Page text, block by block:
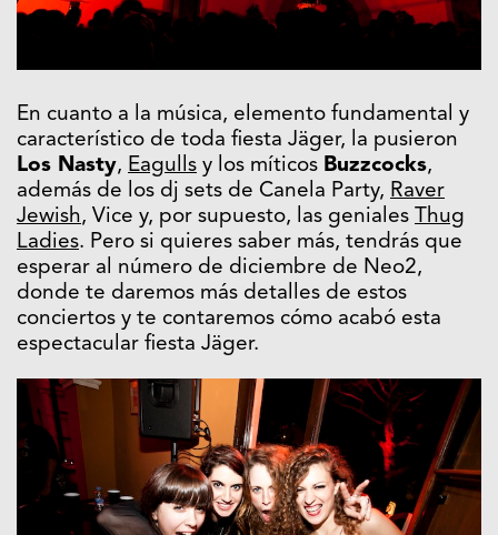
En cuanto a la música, elemento fundamental y
característico de toda fiesta Jäger, la pusieron
Los Nasty, Eagulls y los míticos Buzzcocks,
además de los dj sets de Canela Party, Raver
Jewish, Vice y, por supuesto, las geniales Thug
Ladies. Pero si quieres saber más, tendrás que
esperar al número de diciembre de Neo2,
donde te daremos más detalles de estos
conciertos y te contaremos cómo acabó esta
espectacular fiesta Jäger.